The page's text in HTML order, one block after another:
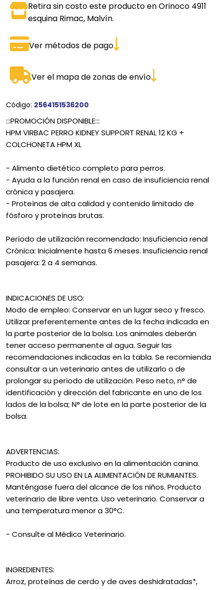
Retira sin costo este producto en Orinoco 4911
esquina Rimac, Malvín.
Ver métodos de pago
Ver el mapa de zonas de envío
Código: 2564151536200
:::PROMOCIÓN DISPONIBLE:::
HPM VIRBAC PERRO KIDNEY SUPPORT RENAL 12 KG +
COLCHONETA HPM XL
- Alimento dietético completo para perros.
- Ayuda a la función renal en caso de insuficiencia renal
crónica y pasajera.
- Proteínas de alta calidad y contenido limitado de
fósforo y proteínas brutas.
Período de utilización recomendado: Insuficiencia renal
Crónica: Inicialmente hasta 6 meses. Insuficiencia renal
pasajera: 2 a 4 semanas.
INDICACIONES DE USO:
Modo de empleo: Conservar en un lugar seco y fresco.
Utilizar preferentemente antes de la fecha indicada en
la parte posterior de la bolsa. Los animales deberán
tener acceso permanente al agua. Seguir las
recomendaciones indicadas en la tabla. Se recomienda
consultar a un veterinario antes de utilizarlo o de
prolongar su período de utilización. Peso neto, n° de
identificación y dirección del fabricante en uno de los
lados de la bolsa; N° de lote en la parte posterior de la
bolsa.
ADVERTENCIAS:
Producto de uso exclusivo en la alimentación canina.
PROHIBIDO SU USO EN LA ALIMENTACIÓN DE RUMIANTES.
Manténgase fuera del alcance de los niños. Producto
veterinario de libre venta. Uso veterinario. Conservar a
una temperatura menor a 30°C.
- Consulte al Médico Veterinario.
INGREDIENTES:
Arroz, proteínas de cerdo y de aves deshidratadas*,